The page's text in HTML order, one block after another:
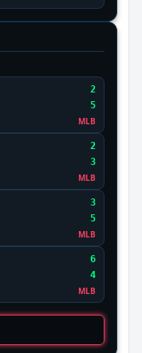
2
5
MLB
2
3
MLB
3
5
MLB
6
4
MLB